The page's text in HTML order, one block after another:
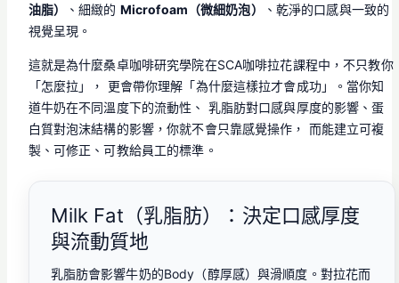
油脂）
、細緻的 Microfoam（微細奶泡）
、乾淨的口感與一致的
視覺呈現。
這就是為什麼桑卓咖啡研究學院在SCA咖啡拉花課程中，不只教你
「怎麼拉」， 更會帶你理解「為什麼這樣拉才會成功」。當你知
道牛奶在不同溫度下的流動性、 乳脂肪對口感與厚度的影響、蛋
白質對泡沫結構的影響，你就不會只靠感覺操作， 而能建立可複
製、可修正、可教給員工的標準。
Milk Fat（乳脂肪）：決定口感厚度
與流動質地
乳脂肪會影響牛奶的Body（醇厚感）與滑順度。對拉花而